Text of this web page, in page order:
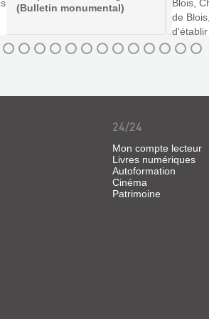
(Bulletin monumental)
24/24
Mon compte lecteur
Livres numériques
Autoformation
Cinéma
Patrimoine